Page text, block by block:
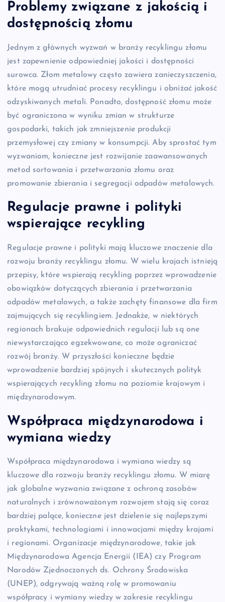
Problemy związane z jakością i
dostępnością złomu
Jednym z głównych wyzwań w branży recyklingu złomu
jest zapewnienie odpowiedniej jakości i dostępności
surowca. Złom metalowy często zawiera zanieczyszczenia,
które mogą utrudniać procesy recyklingu i obniżać jakość
odzyskiwanych metali. Ponadto, dostępność złomu może
być ograniczona w wyniku zmian w strukturze
gospodarki, takich jak zmniejszenie produkcji
przemysłowej czy zmiany w konsumpcji. Aby sprostać tym
wyzwaniom, konieczne jest rozwijanie zaawansowanych
metod sortowania i przetwarzania złomu oraz
promowanie zbierania i segregacji odpadów metalowych.
Regulacje prawne i polityki
wspierające recykling
Regulacje prawne i polityki mają kluczowe znaczenie dla
rozwoju branży recyklingu złomu. W wielu krajach istnieją
przepisy, które wspierają recykling poprzez wprowadzenie
obowiązków dotyczących zbierania i przetwarzania
odpadów metalowych, a także zachęty finansowe dla firm
zajmujących się recyklingiem. Jednakże, w niektórych
regionach brakuje odpowiednich regulacji lub są one
niewystarczająco egzekwowane, co może ograniczać
rozwój branży. W przyszłości konieczne będzie
wprowadzenie bardziej spójnych i skutecznych polityk
wspierających recykling złomu na poziomie krajowym i
międzynarodowym.
Współpraca międzynarodowa i
wymiana wiedzy
Współpraca międzynarodowa i wymiana wiedzy są
kluczowe dla rozwoju branży recyklingu złomu. W miarę
jak globalne wyzwania związane z ochroną zasobów
naturalnych i zrównoważonym rozwojem stają się coraz
bardziej palące, konieczne jest dzielenie się najlepszymi
praktykami, technologiami i innowacjami między krajami
i regionami. Organizacje międzynarodowe, takie jak
Międzynarodowa Agencja Energii (IEA) czy Program
Narodów Zjednoczonych ds. Ochrony Środowiska
(UNEP), odgrywają ważną rolę w promowaniu
współpracy i wymiany wiedzy w zakresie recyklingu